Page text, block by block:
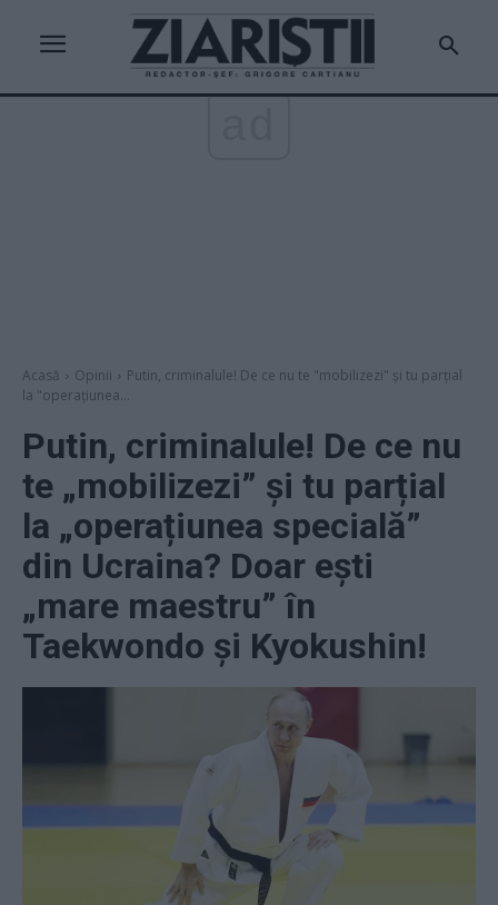
Acasă Opinii
Putin, criminalule! De ce nu te "mobilizezi" și tu parțial
la "operațiunea...
Putin, criminalule! De ce nu
te „mobilizezi” și tu parțial
la „operațiunea specială”
din Ucraina? Doar ești
„mare maestru” în
Taekwondo și Kyokushin!